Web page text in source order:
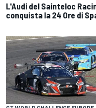
L'Audi del Sainteloc
conquista la 24 Ore di